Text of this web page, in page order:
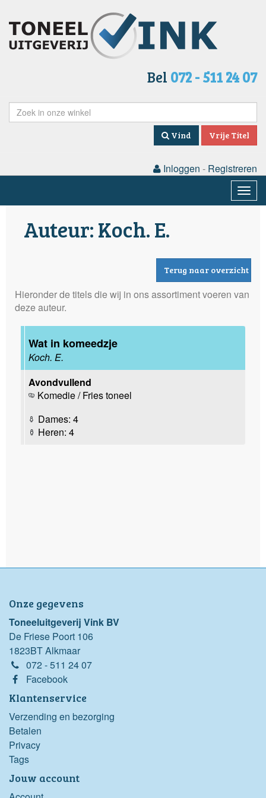
Bel 072 - 511 24 07
Vind Vrije Titel
Inloggen - Registreren
Auteur: Koch. E.
Terug naar overzicht
Hieronder de titels die wij in ons assortiment voeren van
deze auteur.
Wat in komeedzje
Koch. E.
Avondvullend
Komedie / Fries toneel
Dames: 4
Heren: 4
Onze gegevens
Toneeluitgeverij Vink BV
De Friese Poort 106
1823BT Alkmaar
072 - 511 24 07
Facebook
Klantenservice
Verzending en bezorging
Betalen
Privacy
Tags
Jouw account